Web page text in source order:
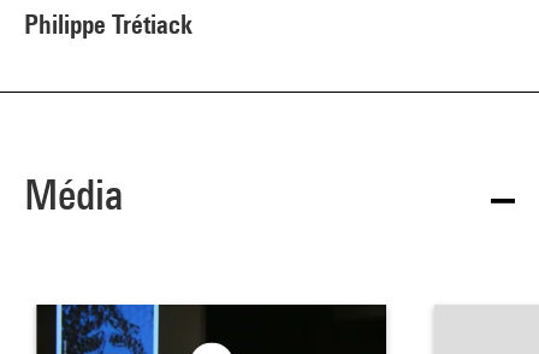
Philippe Trétiack
Média